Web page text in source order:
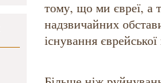
тому, що ми євреї, а
надзвичайних
існування